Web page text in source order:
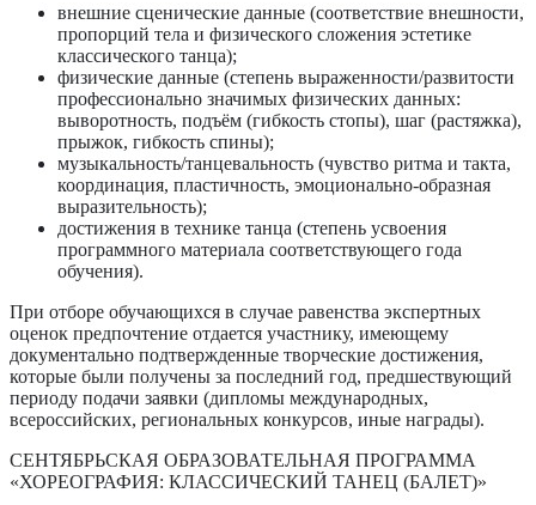
внешние сценические данные (соответствие внешности,
пропорций тела и физического сложения эстетике
классического танца);
физические данные (степень выраженности/развитости
профессионально значимых физических данных:
выворотность, подъём (гибкость стопы), шаг (растяжка),
прыжок, гибкость спины);
музыкальность/танцевальность (чувство ритма и такта,
координация, пластичность, эмоционально-образная
выразительность);
достижения в технике танца (степень усвоения
программного материала соответствующего года
обучения).
При отборе обучающихся в случае равенства экспертных
оценок предпочтение отдается участнику, имеющему
документально подтвержденные творческие достижения,
которые были получены за последний год, предшествующий
периоду подачи заявки (дипломы международных,
всероссийских, региональных конкурсов, иные награды).
СЕНТЯБРЬСКАЯ ОБРАЗОВАТЕЛЬНАЯ ПРОГРАММА
«ХОРЕОГРАФИЯ: КЛАССИЧЕСКИЙ ТАНЕЦ (БАЛЕТ)»